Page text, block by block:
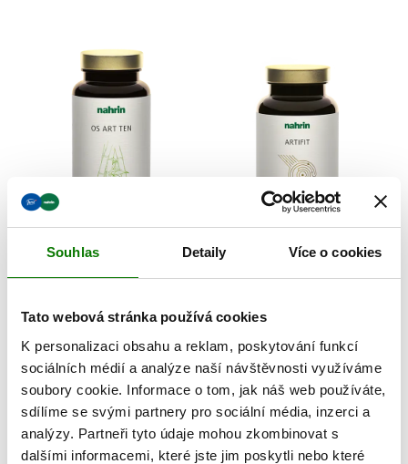
Souhlas Detaily Více o cookies
Tato webová stránka používá cookies
K personalizaci obsahu a reklam, poskytování funkcí
sociálních médií a analýze naší návštěvnosti využíváme
soubory cookie. Informace o tom, jak náš web používáte,
sdílíme se svými partnery pro sociální média, inzerci a
analýzy. Partneři tyto údaje mohou zkombinovat s
dalšími informacemi, které jste jim poskytli nebo které
OS ART TEN
ARTIFIT CAPS